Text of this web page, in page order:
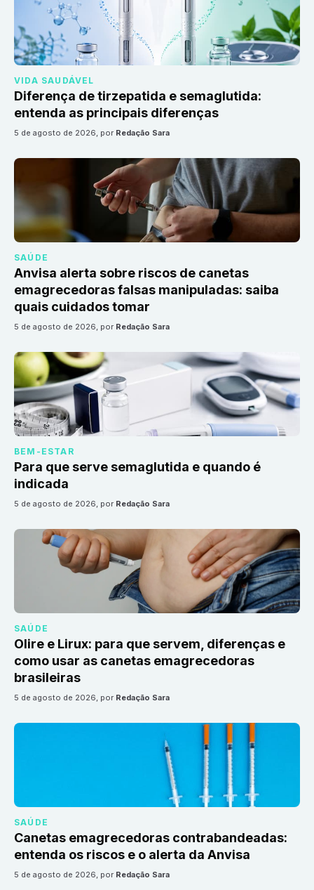
VIDA SAUDÁVEL
Diferença de tirzepatida e semaglutida:
entenda as principais diferenças
5 de agosto de 2026, por Redação Sara
SAÚDE
Anvisa alerta sobre riscos de canetas
emagrecedoras falsas manipuladas: saiba
quais cuidados tomar
5 de agosto de 2026, por Redação Sara
BEM-ESTAR
Para que serve semaglutida e quando é
indicada
5 de agosto de 2026, por Redação Sara
SAÚDE
Olire e Lirux: para que servem, diferenças e
como usar as canetas emagrecedoras
brasileiras
5 de agosto de 2026, por Redação Sara
SAÚDE
Canetas emagrecedoras contrabandeadas:
entenda os riscos e o alerta da Anvisa
5 de agosto de 2026, por Redação Sara